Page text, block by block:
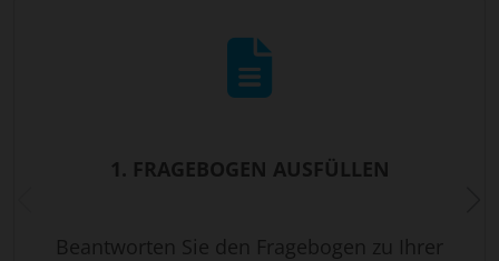
1. FRAGEBOGEN AUSFÜLLEN
Beantworten Sie den Fragebogen zu Ihrer